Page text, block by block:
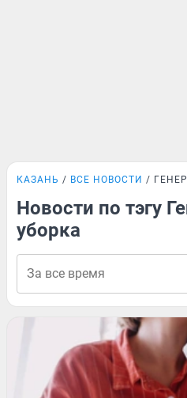
КАЗАНЬ ВСЕ НОВОСТИ
Новости по тэгу
уборка